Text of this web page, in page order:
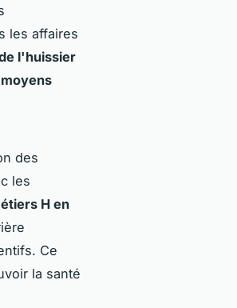
les affaires
l'huissier
des
les
H en
Ce
la santé